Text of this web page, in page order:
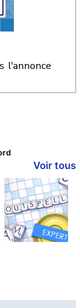
l'annonce
Voir tous